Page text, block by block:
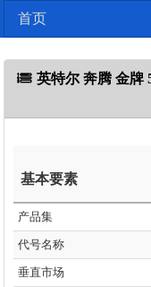
首页
英特尔 奔腾 金牌
基本要素
产品集
代号名称
垂直市场